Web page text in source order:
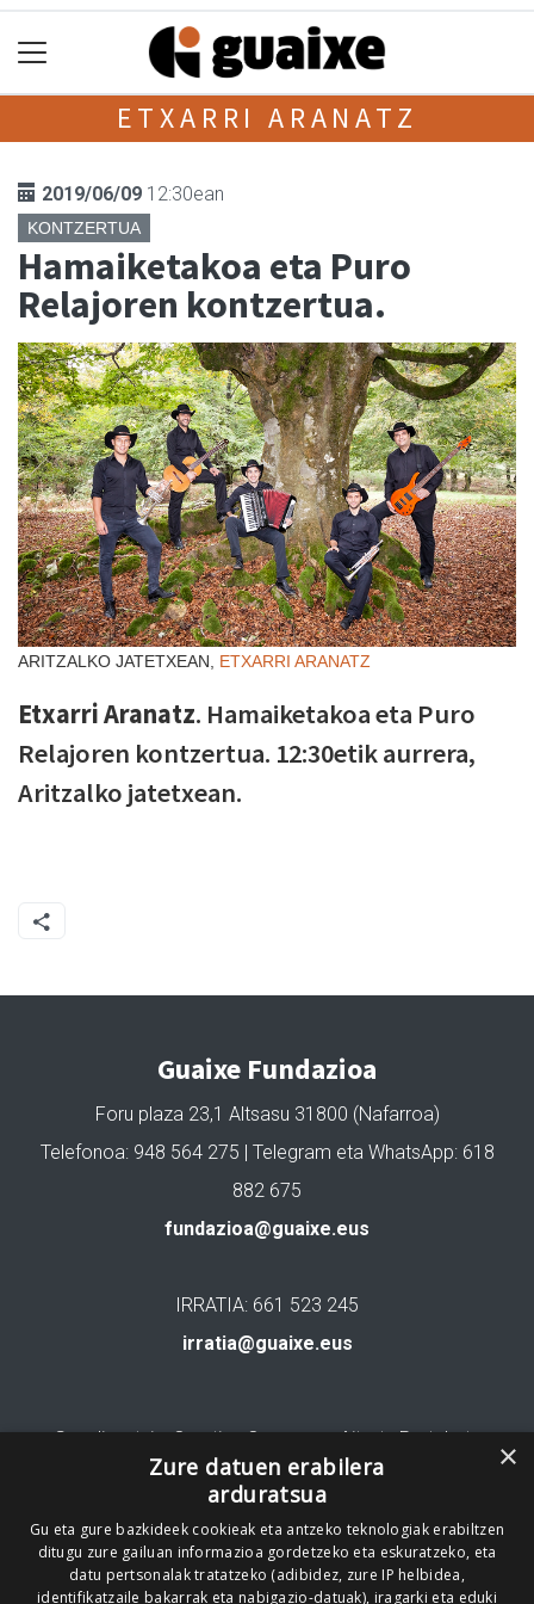
ETXARRI ARANATZ
2019/06/09 12:30ean
KONTZERTUA
Hamaiketakoa eta Puro
Relajoren kontzertua.
ARITZALKO JATETXEAN, ETXARRI ARANATZ
Etxarri Aranatz. Hamaiketakoa eta Puro
Relajoren kontzertua. 12:30etik aurrera,
Aritzalko jatetxean.
Guaixe Fundazioa
Foru plaza 23,1 Altsasu 31800 (Nafarroa)
Telefonoa: 948 564 275 | Telegram eta WhatsApp: 618
882 675
fundazioa@guaixe.eus
IRRATIA: 661 523 245
irratia@guaixe.eus
Gure lizentzia: Creative Commons Aitortu Partekatu
Codesyntaxek garatua
×
Zure datuen erabilera
arduratsua
Gu eta gure bazkideek cookieak eta antzeko teknologiak erabiltzen
ditugu zure gailuan informazioa gordetzeko eta eskuratzeko, eta
datu pertsonalak tratatzeko (adibidez, zure IP helbidea,
identifikatzaile bakarrak eta nabigazio-datuak), iragarki eta eduki